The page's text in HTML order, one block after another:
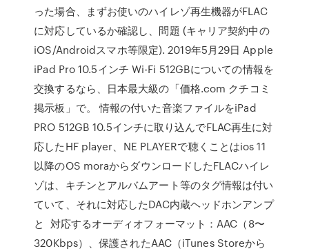
った場合、まずお使いのハイレゾ再生機器がFLAC
に対応しているか確認し、問題 (キャリア契約中の
iOS/Androidスマホ等限定). 2019年5月29日 Apple
iPad Pro 10.5インチ Wi-Fi 512GBについての情報を
交換するなら、日本最大級の「価格.com クチコミ
掲示板」で。 情報の付いた音楽ファイルをiPad
PRO 512GB 10.5インチに取り込んでFLAC再生に対
応したHF player、NE PLAYERで聴くことはios 11
以降のOS moraからダウンロードしたFLACハイレ
ゾは、キチンとアルバムアート等のタグ情報は付い
ていて、それに対応したDAC内蔵ヘッドホンアンプ
と 対応するオーディオフォーマット：AAC（8〜
320Kbps）、保護されたAAC（iTunes Storeから